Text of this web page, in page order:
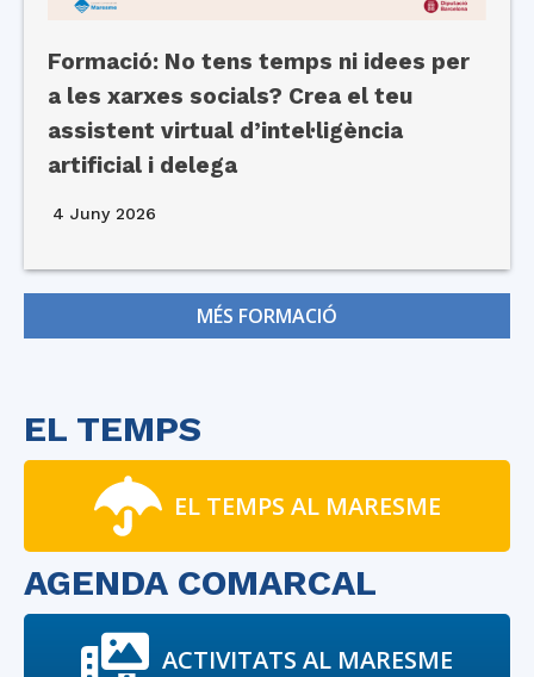
Formació: No tens temps ni idees per
a les xarxes socials? Crea el teu
assistent virtual d’intel·ligència
artificial i delega
4 Juny 2026
MÉS FORMACIÓ
EL TEMPS
EL TEMPS AL MARESME
AGENDA COMARCAL
ACTIVITATS AL MARESME